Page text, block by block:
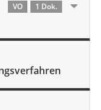
VO 1 Dok.